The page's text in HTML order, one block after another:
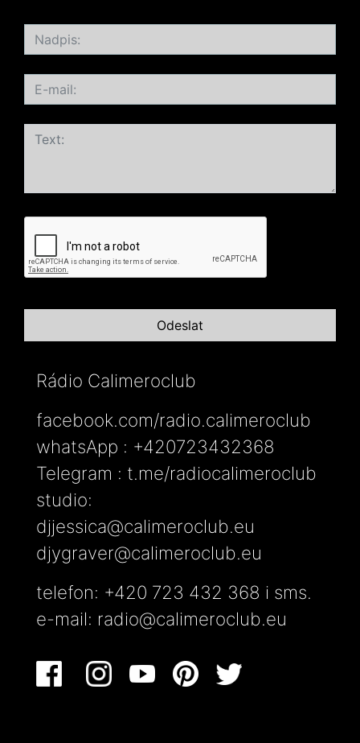
Rádio Calimeroclub
facebook.com/radio.calimeroclub
whatsApp : +420723432368
Telegram : t.me/radiocalimeroclub
studio:
djjessica@calimeroclub.eu
djygraver@calimeroclub.eu
telefon: +420 723 432 368 i sms.
e-mail: radio@calimeroclub.eu